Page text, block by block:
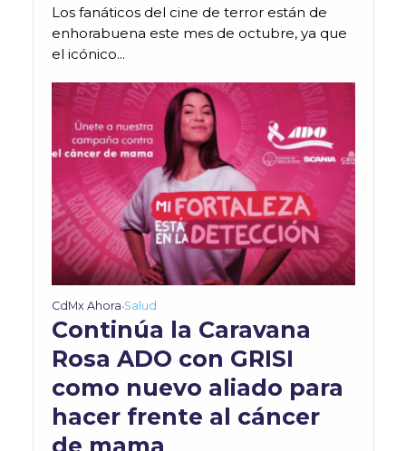
Los fanáticos del cine de terror están de
enhorabuena este mes de octubre, ya que
el icónico...
CdMx Ahora•Salud
Continúa la Caravana
Rosa ADO con GRISI
como nuevo aliado para
hacer frente al cáncer
de mama